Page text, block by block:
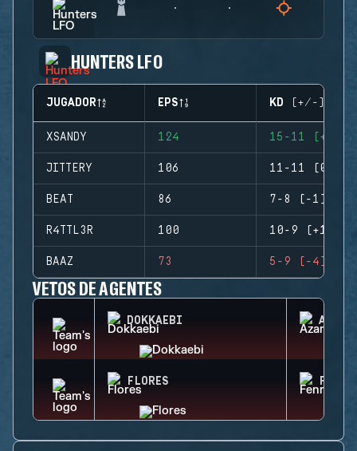
HUNTERS LFO
JUGADOR EPS KD (+/-)
XSANDY 124 15-11 (+4)
JITTERY 106 11-11 (0)
BEAT 86 7-8 (-1)
R4TTL3R 100 10-9 (+1)
BAAZ 73 5-9 (-4)
VETOS DE AGENTES
DOKKAEBI AZAMI
FLORES